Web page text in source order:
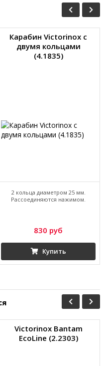
Карабин Victorinox с
двумя кольцами
(4.1835)
2 кольца диаметром 25 мм.
Рассоединяются нажимом.
830 руб
Купить
Victorinox Bantam
EcoLine (2.2303)